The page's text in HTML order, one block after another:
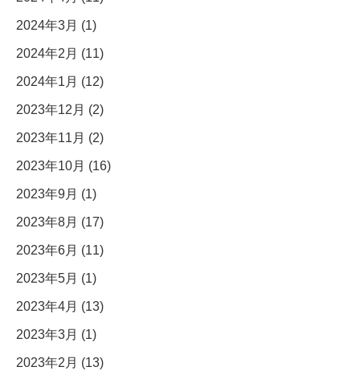
2024年3月 (1)
2024年2月 (11)
2024年1月 (12)
2023年12月 (2)
2023年11月 (2)
2023年10月 (16)
2023年9月 (1)
2023年8月 (17)
2023年6月 (11)
2023年5月 (1)
2023年4月 (13)
2023年3月 (1)
2023年2月 (13)